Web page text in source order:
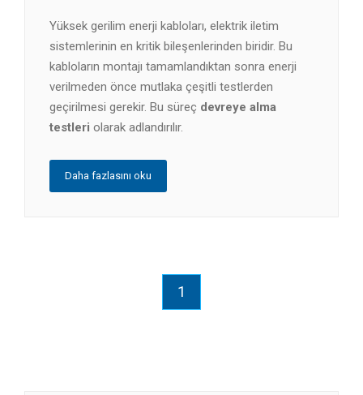
Yüksek gerilim enerji kabloları, elektrik iletim
sistemlerinin en kritik bileşenlerinden biridir. Bu
kabloların montajı tamamlandıktan sonra enerji
verilmeden önce mutlaka çeşitli testlerden
geçirilmesi gerekir. Bu süreç devreye alma
testleri olarak adlandırılır.
Daha fazlasını oku
1